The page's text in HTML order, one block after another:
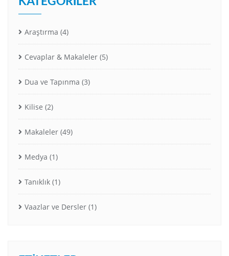
Araştırma (4)
Cevaplar & Makaleler (5)
Dua ve Tapınma (3)
Kilise (2)
Makaleler (49)
Medya (1)
Tanıklık (1)
Vaazlar ve Dersler (1)